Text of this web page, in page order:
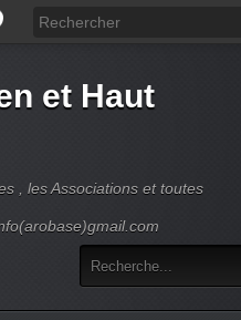
et Haut
, les Associations et toutes